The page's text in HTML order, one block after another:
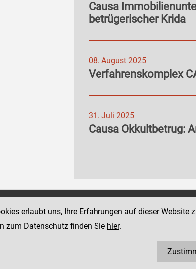
Causa
betrügerischer Krida
08. August 2025
Verfahrenskomplex
31. Juli 2025
Causa Okkultbetrug:
zur
und
1030 Wien
Dampfschiffstraße 4
erlaubt uns, Ihre Erfahrungen auf dieser
zum Datenschutz finden Sie hier.